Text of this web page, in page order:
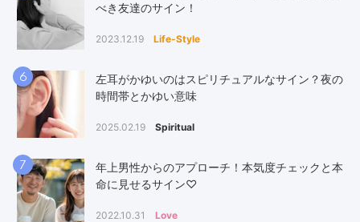
べき友達のサイン！
2023.12.19 Life-Style
6
左耳がかゆいのはスピリチュアルなサイン？夜の
時間帯とかゆい意味
2025.02.19 Spiritual
7
年上男性からのアプローチ！本気度チェックと本
命に見せるサイン♡
2022.10.31 Love